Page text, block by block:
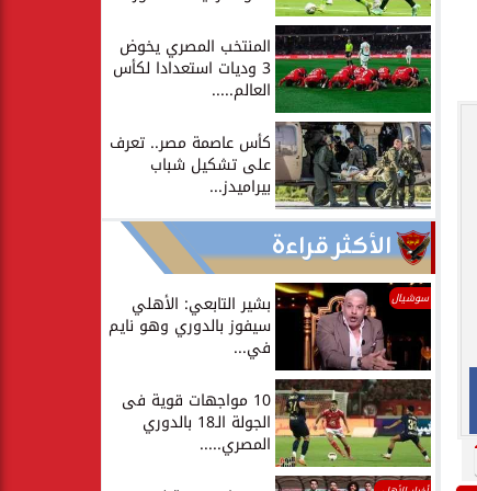
المنتخب المصري يخوض
3 وديات استعدادا لكأس
العالم.....
كأس عاصمة مصر.. تعرف
على تشكيل شباب
بيراميدز...
الأكثر قراءة
سوشيال بشير التابعي: الأهلي
سيفوز بالدوري وهو نايم
في...
10 مواجهات قوية فى
الجولة الـ18 بالدوري
المصري.....